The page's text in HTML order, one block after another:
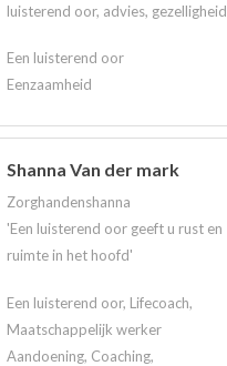
luisterend oor, advies, gezelligheid
Een luisterend oor
Eenzaamheid
Shanna Van der mark
Zorghandenshanna
'Een luisterend oor geeft u rust en
ruimte in het hoofd'
Een luisterend oor, Lifecoach,
Maatschappelijk werker
Aandoening, Coaching,